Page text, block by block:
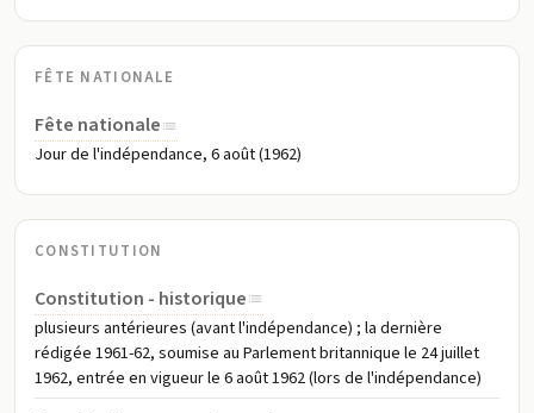
FÊTE NATIONALE
Fête nationale
Jour de l'indépendance, 6 août (1962)
CONSTITUTION
Constitution - historique
plusieurs antérieures (avant l'indépendance) ; la dernière
rédigée 1961-62, soumise au Parlement britannique le 24 juillet
1962, entrée en vigueur le 6 août 1962 (lors de l'indépendance)